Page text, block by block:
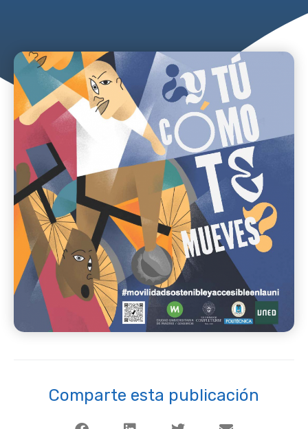
Comparte esta publicación